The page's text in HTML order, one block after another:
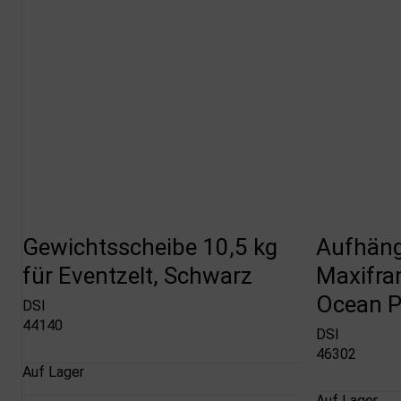
Gewichtsscheibe 10,5 kg
für Eventzelt, Schwarz
DSI
44140
Auf Lager
Ocean
DSI
46302